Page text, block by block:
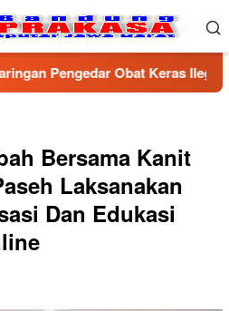
Obat Keras Ilegal, Dua
Bersama Kanit
Laksanakan
Dan Edukasi